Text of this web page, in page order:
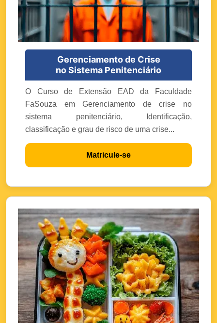
Gerenciamento de Crise
no Sistema Penitenciário
O Curso de Extensão EAD da Faculdade
FaSouza em Gerenciamento de crise no
sistema penitenciário, Identificação,
classificação e grau de risco de uma crise...
Matricule-se